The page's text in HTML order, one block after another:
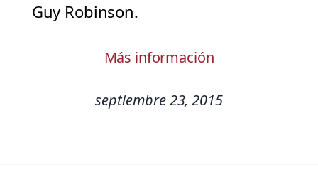
Guy Robinson.
Más información
septiembre 23, 2015